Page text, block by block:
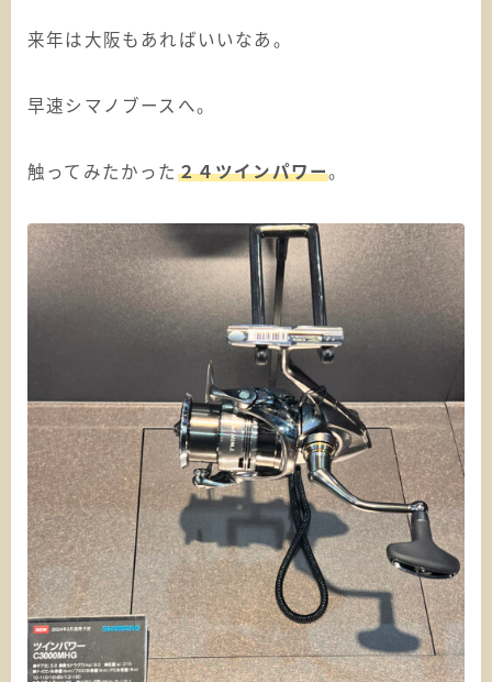
来年は大阪もあればいいなあ。
早速シマノブースへ。
触ってみたかった ２４ツインパワー。